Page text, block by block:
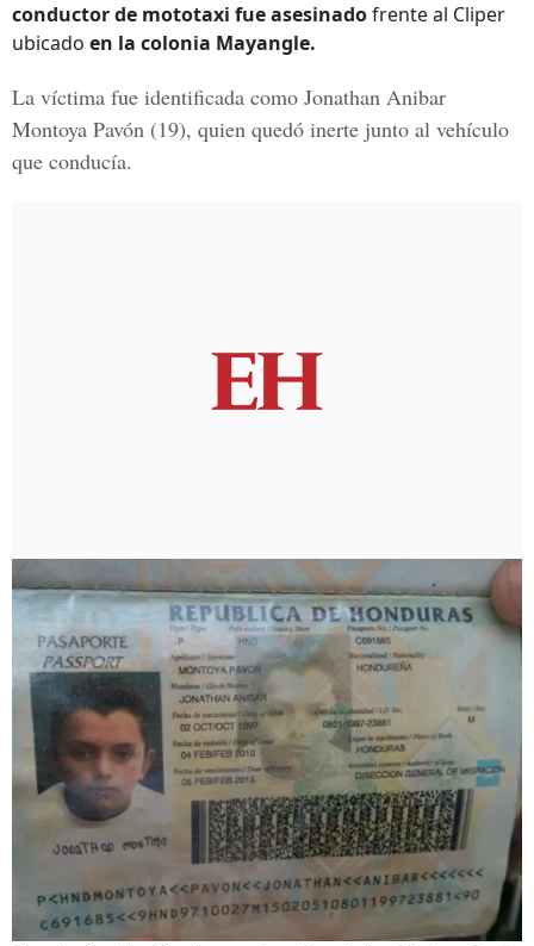
conductor de mototaxi fue asesinadofrente al Cliper
ubicado en la colonia Mayangle.
La víctima fue identificada como Jonathan Anibar
Montoya Pavón (19), quien quedó inerte junto al vehículo
que conducía.